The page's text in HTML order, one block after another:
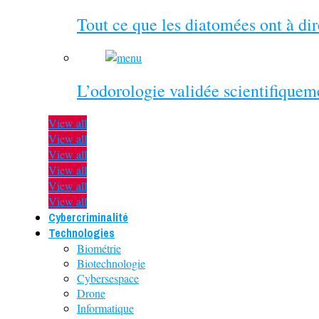
Tout ce que les diatomées ont à
L’odorologie validée
View all
View all
View all
View all
View all
View all
Cybercriminalité
Technologies
Biométrie
Biotechnologie
Cybersespace
Drone
Informatique